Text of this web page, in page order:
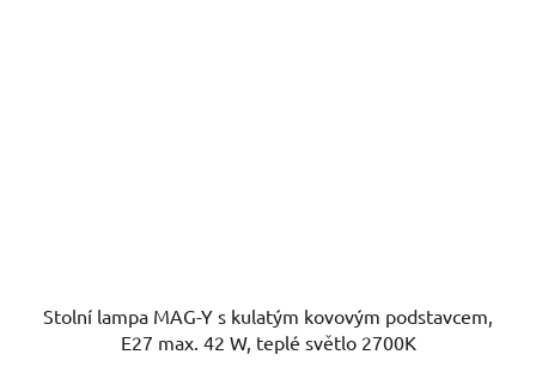
Stolní lampa MAG-Y s kulatým kovovým podstavcem,
E27 max. 42 W, teplé světlo 2700K